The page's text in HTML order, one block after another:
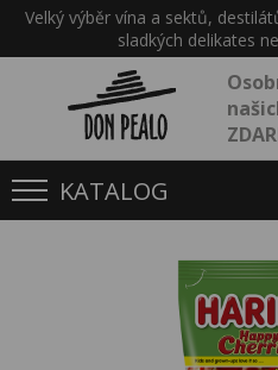
Velký výběr vína a sektů,
sladkých delikates
KATALOG